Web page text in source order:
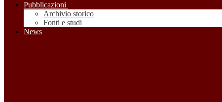
Pubblicazioni
Archivio storico
Fonti e studi
News